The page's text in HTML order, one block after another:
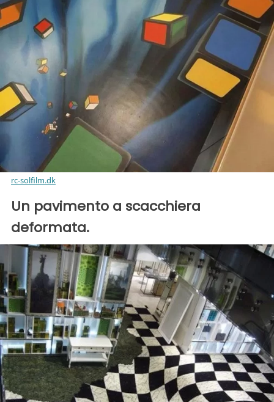
rc-solfilm.dk
Un pavimento a scacchiera
deformata.